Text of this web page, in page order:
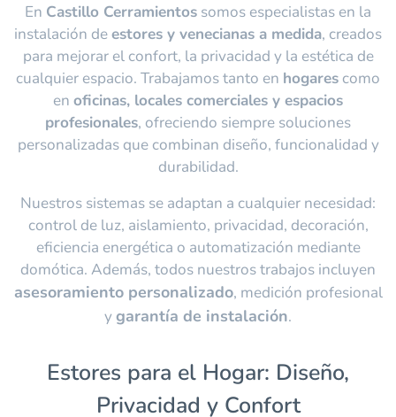
En Castillo Cerramientos somos especialistas en la
instalación deestores y venecianas a medida, creados
para mejorar el confort, la privacidad y la estética de
cualquier espacio. Trabajamos tanto en hogares como
en oficinas, locales comerciales y espacios
profesionales, ofreciendo siempre soluciones
personalizadas que combinan diseño, funcionalidad y
durabilidad.
Nuestros sistemas se adaptan a cualquier necesidad:
control de luz, aislamiento, privacidad, decoración,
eficiencia energética o automatización mediante
domótica. Además, todos nuestros trabajos incluyen
asesoramiento personalizado, medición profesional
ygarantía de instalación.
Estores para el Hogar: Diseño,
Privacidad y Confort